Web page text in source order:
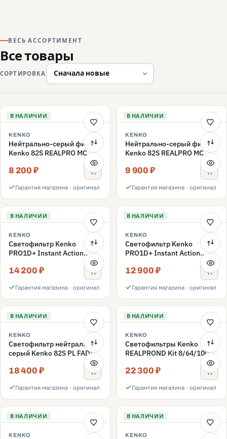
ВЕСЬ АССОРТИМЕНТ
Все товары
СОРТИРОВКА
В НАЛИЧИИ
KENKO
Нейтрально-серый фильтр
Kenko 82S REALPRO MC
8 200 ₽
Гарантия магазина · оригинал
В НАЛИЧИИ
KENKO
Нейтрально-серый фильтр
Kenko 82S REALPRO MC
9 900 ₽
Гарантия магазина · оригинал
В НАЛИЧИИ
KENKO
Светофильтр Kenko
PRO1D+ Instant Action
Variable NDX3-450+C-PLS
переменной плотности
14 200 ₽
Гарантия магазина · оригинал
В НАЛИЧИИ
KENKO
Светофильтр Kenko
PRO1D+ Instant Action
Variable NDX3-450+C-PL
переменной плотности
12 900 ₽
Гарантия магазина · оригинал
В НАЛИЧИИ
KENKO
Светофильтр нейтрально-
серый Kenko 82S PL FADER
с переменной плотностью
ND3-ND400 82mm
18 400 ₽
Гарантия магазина · оригинал
В НАЛИЧИИ
KENKO
Светофильтры Kenko
REALPROND Kit 8/64/1000
22 300 ₽
Гарантия магазина · оригинал
В НАЛИЧИИ
KENKO
В НАЛИЧИИ
KENKO